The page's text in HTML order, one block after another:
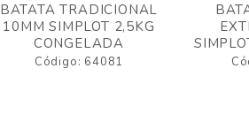
BATATA TRADICIONAL
10MM SIMPLOT 2,5KG
CONGELADA
Código: 64081